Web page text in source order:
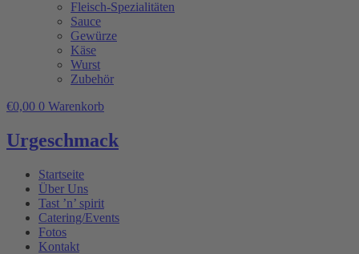
Fleisch-Spezialitäten
Sauce
Gewürze
Käse
Wurst
Zubehör
€0,00 0 Warenkorb
Urgeschmack
Startseite
Über Uns
Tast ’n’ spirit
Catering/Events
Fotos
Kontakt